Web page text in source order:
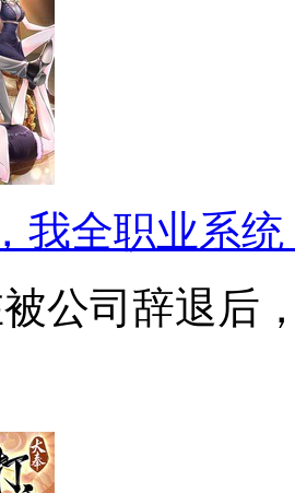
我全职业系统
公司辞退后